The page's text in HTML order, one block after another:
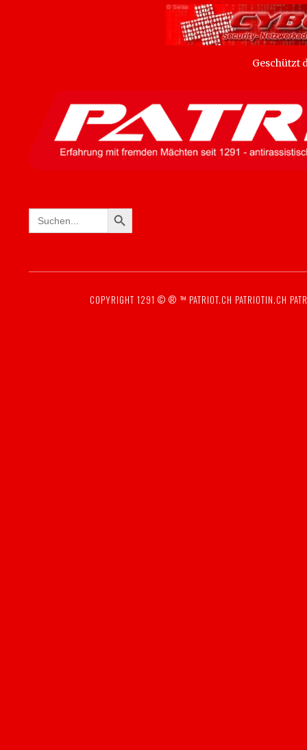
Geschützt
Search
for:
SEARCH BUTTON
COPYRIGHT 1291 © ® ™ PATRIOT.CH PATRIOTIN.CH